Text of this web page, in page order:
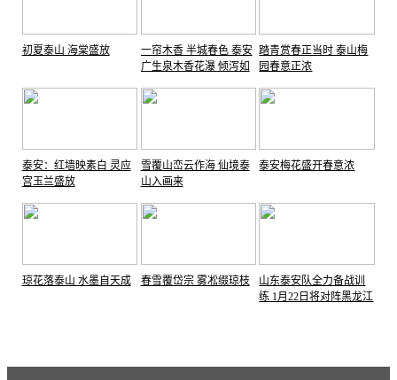
初夏泰山 海棠盛放
一帘木香 半城春色 泰安
广生泉木香花瀑 倾泻如
踏青赏春正当时 泰山梅
园春意正浓
泰安：红墙映素白 灵应
宫玉兰盛放
雪覆山峦云作海 仙境泰
山入画来
泰安梅花盛开春意浓
琼花落泰山 水墨自天成 春雪覆岱宗 雾凇缀琼枝
山东泰安队全力备战训
练 1月22日将对阵黑龙江